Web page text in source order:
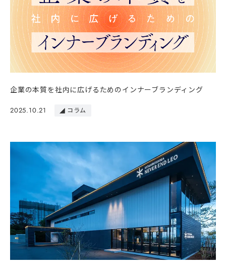
企業の本質を社内に広げるためのインナーブランディング
2025.10.21 コラム